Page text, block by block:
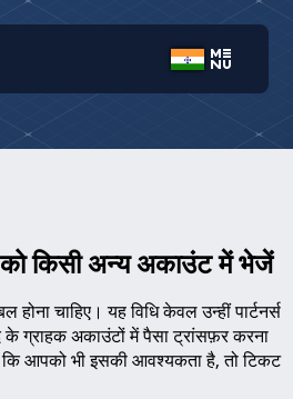
किसी अन्य अकाउंट में भेजें
चाहिए। यह विधि केवल उन्हीं पार्टनर्स
ग्राहक अकाउंटों में पैसा ट्रांसफ़र करना
आपको भी इसकी आवश्यकता है, तो टिकट